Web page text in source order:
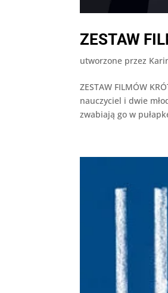
ZESTAW
utworzone przez
ZESTAW FILMÓW
nauczyciel i dwie
zwabiają go w